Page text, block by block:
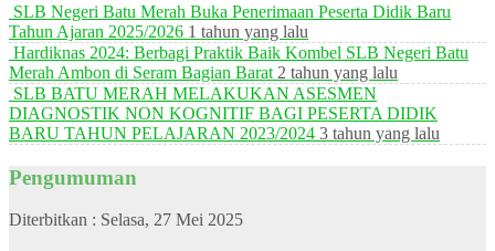
SLB Negeri Batu Merah Buka Penerimaan Peserta Didik Baru
Tahun Ajaran 2025/2026 1 tahun yang lalu
Hardiknas 2024: Berbagi Praktik Baik Kombel SLB Negeri Batu
Merah Ambon di Seram Bagian Barat 2 tahun yang lalu
SLB BATU MERAH MELAKUKAN ASESMEN
DIAGNOSTIK NON KOGNITIF BAGI PESERTA DIDIK
BARU TAHUN PELAJARAN 2023/2024 3 tahun yang lalu
Pengumuman
Diterbitkan : Selasa, 27 Mei 2025